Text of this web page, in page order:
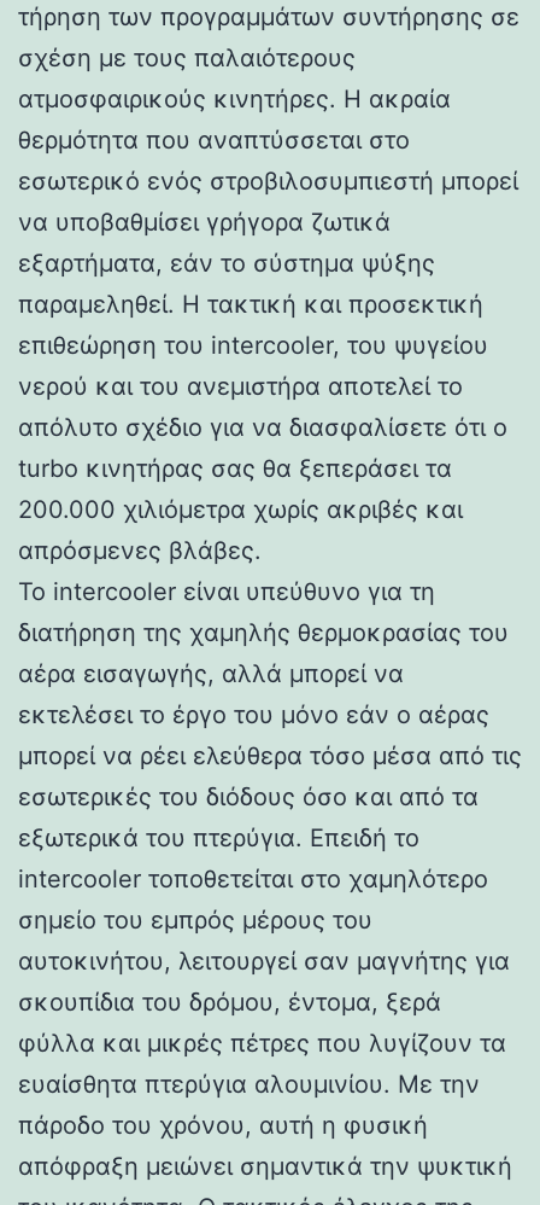
τήρηση των προγραμμάτων συντήρησης σε
σχέση με τους παλαιότερους
ατμοσφαιρικούς κινητήρες. Η ακραία
θερμότητα που αναπτύσσεται στο
εσωτερικό ενός στροβιλοσυμπιεστή μπορεί
να υποβαθμίσει γρήγορα ζωτικά
εξαρτήματα, εάν το σύστημα ψύξης
παραμεληθεί. Η τακτική και προσεκτική
επιθεώρηση του intercooler, του ψυγείου
νερού και του ανεμιστήρα αποτελεί το
απόλυτο σχέδιο για να διασφαλίσετε ότι ο
turbo κινητήρας σας θα ξεπεράσει τα
200.000 χιλιόμετρα χωρίς ακριβές και
απρόσμενες βλάβες.
Το intercooler είναι υπεύθυνο για τη
διατήρηση της χαμηλής θερμοκρασίας του
αέρα εισαγωγής, αλλά μπορεί να
εκτελέσει το έργο του μόνο εάν ο αέρας
μπορεί να ρέει ελεύθερα τόσο μέσα από τις
εσωτερικές του διόδους όσο και από τα
εξωτερικά του πτερύγια. Επειδή το
intercooler τοποθετείται στο χαμηλότερο
σημείο του εμπρός μέρους του
αυτοκινήτου, λειτουργεί σαν μαγνήτης για
σκουπίδια του δρόμου, έντομα, ξερά
φύλλα και μικρές πέτρες που λυγίζουν τα
ευαίσθητα πτερύγια αλουμινίου. Με την
πάροδο του χρόνου, αυτή η φυσική
απόφραξη μειώνει σημαντικά την ψυκτική